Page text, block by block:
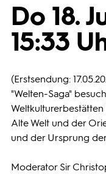
Do 18.
15:33
(Erstsendung:
"Welten-Saga"
Weltkulturerbestätten
Alte Welt und der
und der Ursprung
Moderator Sir